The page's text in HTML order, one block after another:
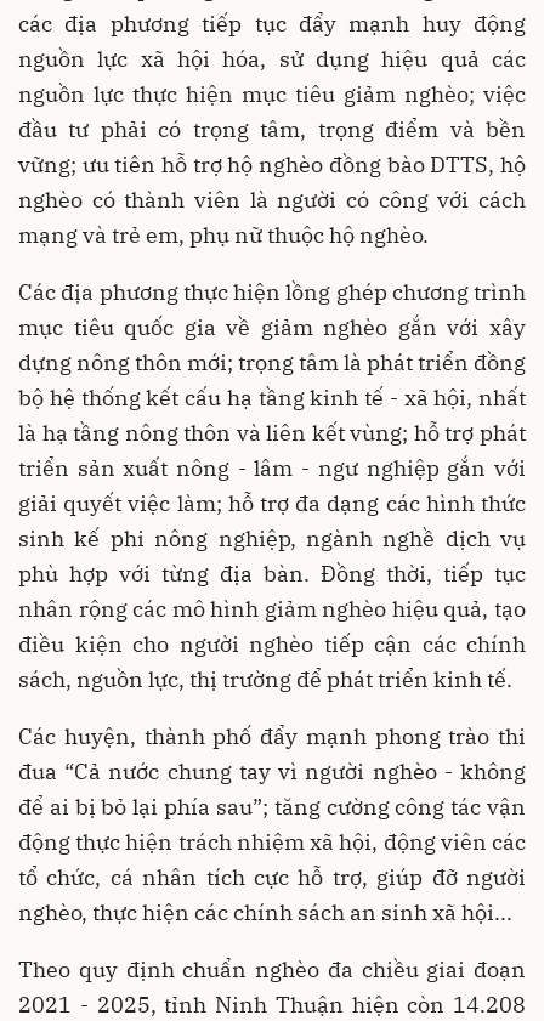
các địa phương tiếp tục đẩy mạnh huy động
nguồn lực xã hội hóa, sử dụng hiệu quả các
nguồn lực thực hiện mục tiêu giảm nghèo; việc
đầu tư phải có trọng tâm, trọng điểm và bền
vững; ưu tiên hỗ trợ hộ nghèo đồng bào DTTS, hộ
nghèo có thành viên là người có công với cách
mạng và trẻ em, phụ nữ thuộc hộ nghèo.
Các địa phương thực hiện lồng ghép chương trình
mục tiêu quốc gia về giảm nghèo gắn với xây
dựng nông thôn mới; trọng tâm là phát triển đồng
bộ hệ thống kết cấu hạ tầng kinh tế - xã hội, nhất
là hạ tầng nông thôn và liên kết vùng; hỗ trợ phát
triển sản xuất nông - lâm - ngư nghiệp gắn với
giải quyết việc làm; hỗ trợ đa dạng các hình thức
sinh kế phi nông nghiệp, ngành nghề dịch vụ
phù hợp với từng địa bàn. Đồng thời, tiếp tục
nhân rộng các mô hình giảm nghèo hiệu quả, tạo
điều kiện cho người nghèo tiếp cận các chính
sách, nguồn lực, thị trường để phát triển kinh tế.
Các huyện, thành phố đẩy mạnh phong trào thi
đua “Cả nước chung tay vì người nghèo - không
để ai bị bỏ lại phía sau”; tăng cường công tác vận
động thực hiện trách nhiệm xã hội, động viên các
tổ chức, cá nhân tích cực hỗ trợ, giúp đỡ người
nghèo, thực hiện các chính sách an sinh xã hội...
Theo quy định chuẩn nghèo đa chiều giai đoạn
2021 - 2025, tỉnh Ninh Thuận hiện còn 14.208